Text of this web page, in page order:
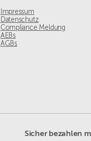
Impressum
Datenschutz
Compliance Meldung
AEBs
AGBs
Sicher bezahlen